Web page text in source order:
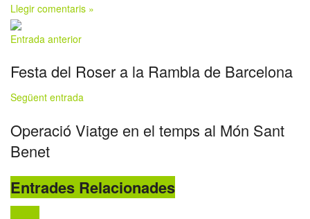
Llegir comentaris »
Entrada anterior
Festa del Roser a la Rambla de Barcelona
Següent entrada
Operació Viatge en el temps al Món Sant
Benet
Entrades Relacionades